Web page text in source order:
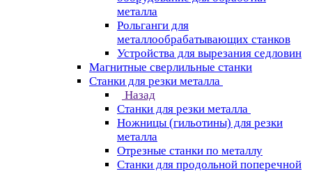
металла
Рольганги для
металлообрабатывающих станков
Устройства для вырезания седловин
Магнитные сверлильные станки
Станки для резки металла
Назад
Станки для резки металла
Ножницы (гильотины) для резки
металла
Отрезные станки по металлу
Станки для продольной поперечной